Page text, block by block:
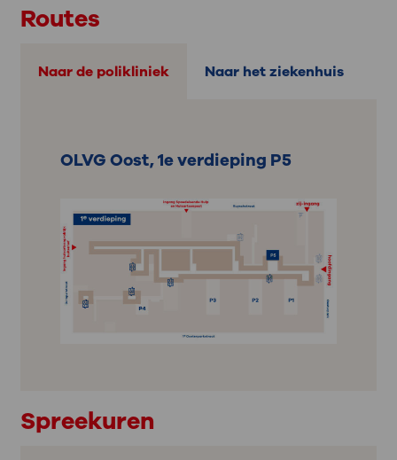
Routes
Naar de polikliniek Naar het ziekenhuis
OLVG Oost, 1e verdieping P5
Spreekuren